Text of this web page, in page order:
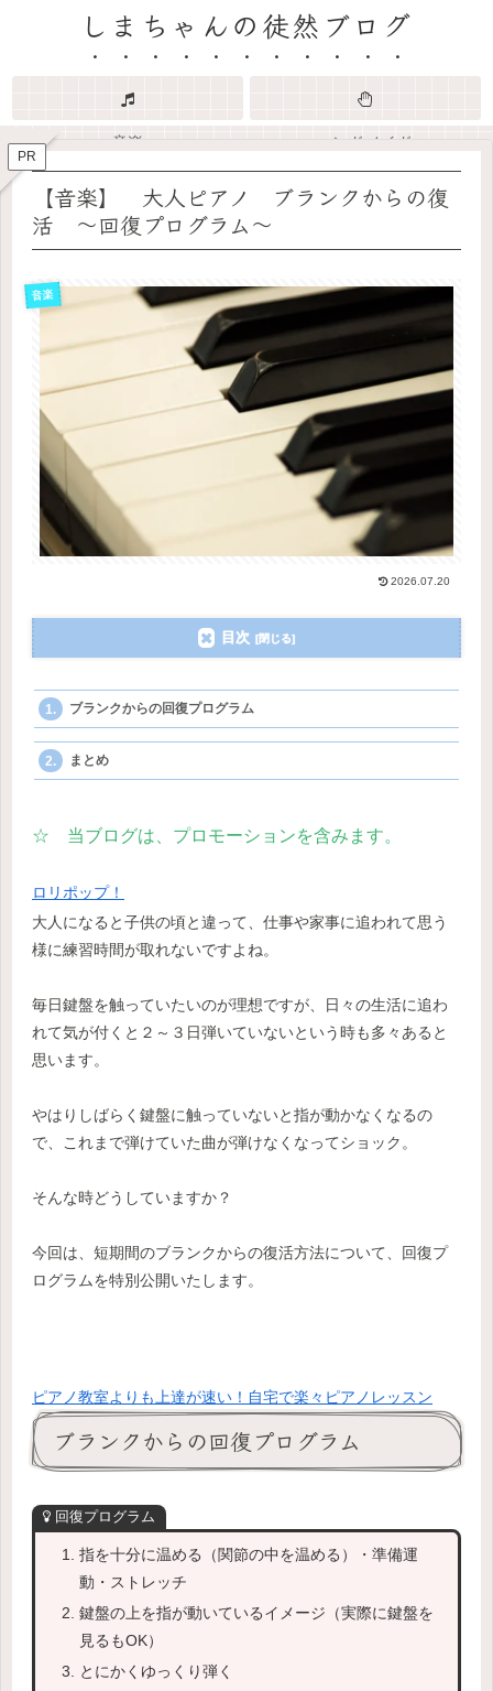
しまちゃんの徒然ブログ
音楽
ハンドメイド
PR
【音楽】 大人ピアノ ブランクからの復
活 ～回復プログラム～
音楽
2026.07.20
目次
ブランクからの回復プログラム
まとめ
☆ 当ブログは、プロモーションを含みます。
ロリポップ！
大人になると子供の頃と違って、仕事や家事に追われて思う
様に練習時間が取れないですよね。
毎日鍵盤を触っていたいのが理想ですが、日々の生活に追わ
れて気が付くと２～３日弾いていないという時も多々あると
思います。
やはりしばらく鍵盤に触っていないと指が動かなくなるの
で、これまで弾けていた曲が弾けなくなってショック。
そんな時どうしていますか？
今回は、短期間のブランクからの復活方法について、回復プ
ログラムを特別公開いたします。
ピアノ教室よりも上達が速い！自宅で楽々ピアノレッスン
ブランクからの回復プログラム
回復プログラム
指を十分に温める（関節の中を温める）・準備運
動・ストレッチ
鍵盤の上を指が動いているイメージ（実際に鍵盤を
見るもOK）
とにかくゆっくり弾く